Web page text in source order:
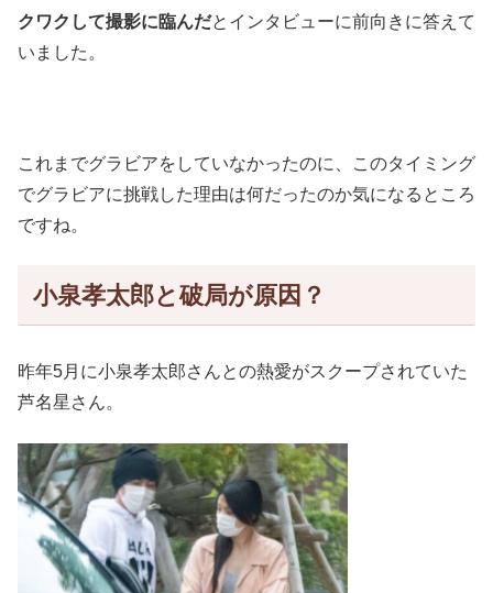
クワクして撮影に臨んだとインタビューに前向きに答えて
いました。
これまでグラビアをしていなかったのに、このタイミング
でグラビアに挑戦した理由は何だったのか気になるところ
ですね。
小泉孝太郎と破局が原因？
昨年5月に小泉孝太郎さんとの熱愛がスクープされていた
芦名星さん。